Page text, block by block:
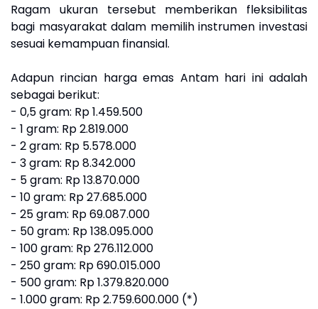
Ragam ukuran tersebut memberikan fleksibilitas
bagi masyarakat dalam memilih instrumen investasi
sesuai kemampuan finansial.
Adapun rincian harga emas Antam hari ini adalah
sebagai berikut:
- 0,5 gram: Rp 1.459.500
- 1 gram: Rp 2.819.000
- 2 gram: Rp 5.578.000
- 3 gram: Rp 8.342.000
- 5 gram: Rp 13.870.000
- 10 gram: Rp 27.685.000
- 25 gram: Rp 69.087.000
- 50 gram: Rp 138.095.000
- 100 gram: Rp 276.112.000
- 250 gram: Rp 690.015.000
- 500 gram: Rp 1.379.820.000
- 1.000 gram: Rp 2.759.600.000 (*)